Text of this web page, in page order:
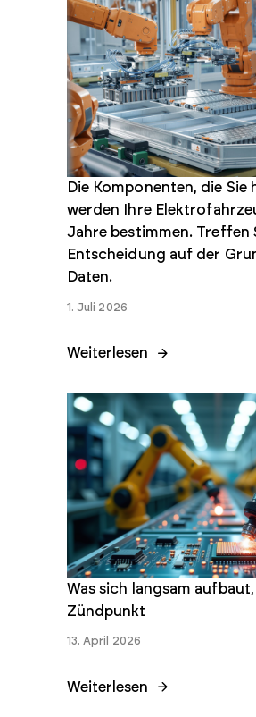
Einzelne
In unserem
Dokumente schnell kaufen und
Normen kaufen
Die Komponenten, die Sie
werden Ihre
Jahre bestimmen. Treffen
Entscheidung auf der
Daten.
1. Juli 2026
Weiterlesen
Was sich langsam
Zündpunkt
13. April 2026
Weiterlesen